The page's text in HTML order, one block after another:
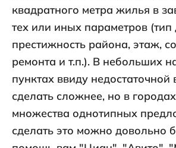
квадратного метра жилья в
тех или иных параметров (тип
престижность района, этаж,
ремонта и т.п.). В небольших
пунктах ввиду недостаточной
сделать сложнее, но в
множества однотипных
сделать это можно довольно